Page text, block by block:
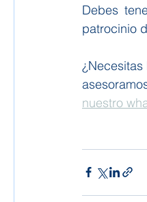
Debes
patrocinio
nuestro